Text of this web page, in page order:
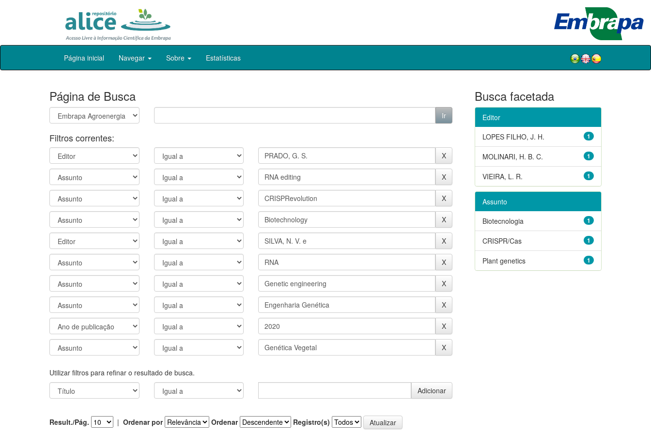
Skip
Página inicial Navegar Sobre Estatísticas
Página de Busca
Filtros correntes:
Utilizar filtros para refinar o resultado de busca.
Result./Pág. | Ordenar por Ordenar Registro(s)
Busca facetada
Editor
1
LOPES FILHO, J. H.
1
MOLINARI, H. B. C.
1
VIEIRA, L. R.
Assunto
1
Biotecnologia
1
CRISPR/Cas
1
Plant genetics